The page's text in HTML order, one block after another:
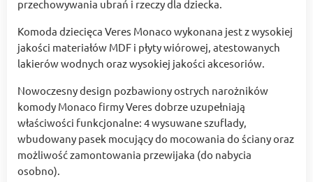
przechowywania ubrań i rzeczy dla dziecka.
Komoda dziecięca Veres Monaco wykonana jest z wysokiej
jakości materiałów MDF i płyty wiórowej, atestowanych
lakierów wodnych oraz wysokiej jakości akcesoriów.
Nowoczesny design pozbawiony ostrych narożników
komody Monaco firmy Veres dobrze uzupełniają
właściwości funkcjonalne: 4 wysuwane szuflady,
wbudowany pasek mocujący do mocowania do ściany oraz
możliwość zamontowania przewijaka (do nabycia
osobno).